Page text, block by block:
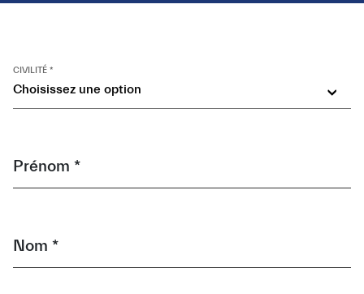
Choisissez une option
CIVILITÉ *
Prénom *
Nom *